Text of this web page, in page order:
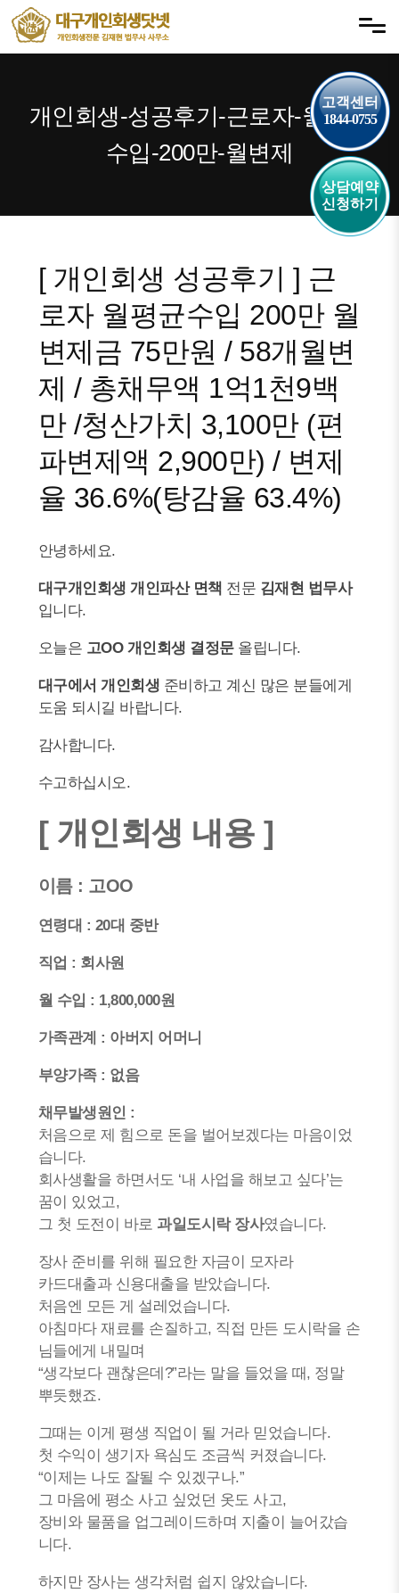
용
으
메뉴 건너뛰기
개인회생-성공후기-근로자-월평균
수입-200만-월변제
고객센터
1844-0755
상담예약
신청하기
[ 개인회생 성공후기 ] 근
로자 월평균수입 200만 월
변제금 75만원 / 58개월변
제 / 총채무액 1억1천9백
만 /청산가치 3,100만 (편
파변제액 2,900만) / 변제
율 36.6%(탕감율 63.4%)
안녕하세요.
대구개인회생 개인파산 면책 전문 김재현 법무사
입니다.
오늘은 고OO 개인회생 결정문올립니다.
대구에서 개인회생 준비하고 계신 많은 분들에게
도움 되시길 바랍니다.
감사합니다.
수고하십시오.
[ 개인회생 내용 ]
이름 : 고OO
연령대 : 20대 중반
직업 : 회사원
월 수입 : 1,800,000원
가족관계 : 아버지 어머니
부양가족 : 없음
채무발생원인 :
처음으로 제 힘으로 돈을 벌어보겠다는 마음이었
습니다.
회사생활을 하면서도 ‘내 사업을 해보고 싶다’는
꿈이 있었고,
그 첫 도전이 바로 과일도시락 장사였습니다.
장사 준비를 위해 필요한 자금이 모자라
카드대출과 신용대출을 받았습니다.
처음엔 모든 게 설레었습니다.
아침마다 재료를 손질하고, 직접 만든 도시락을 손
님들에게 내밀며
“생각보다 괜찮은데?”라는 말을 들었을 때, 정말
뿌듯했죠.
그때는 이게 평생 직업이 될 거라 믿었습니다.
첫 수익이 생기자 욕심도 조금씩 커졌습니다.
“이제는 나도 잘될 수 있겠구나.”
그 마음에 평소 사고 싶었던 옷도 사고,
장비와 물품을 업그레이드하며 지출이 늘어갔습
니다.
하지만 장사는 생각처럼 쉽지 않았습니다.